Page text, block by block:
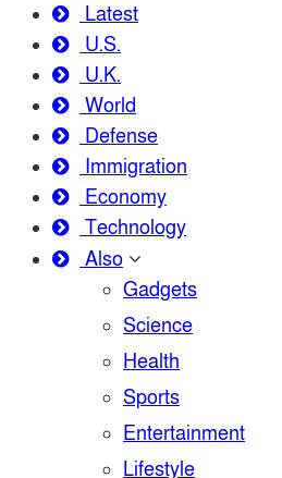
Latest
U.S.
U.K.
World
Defense
Immigration
Economy
Technology
Also
Gadgets
Science
Health
Sports
Entertainment
Lifestyle